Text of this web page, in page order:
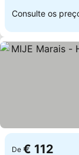
Consulte os
De € 112